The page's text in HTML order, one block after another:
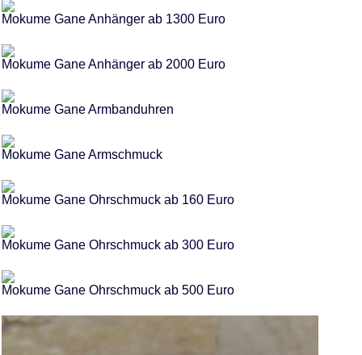
Mokume Gane Anhänger ab 1300 Euro
Mokume Gane Anhänger ab 2000 Euro
Mokume Gane Armbanduhren
Mokume Gane Armschmuck
Mokume Gane Ohrschmuck ab 160 Euro
Mokume Gane Ohrschmuck ab 300 Euro
Mokume Gane Ohrschmuck ab 500 Euro